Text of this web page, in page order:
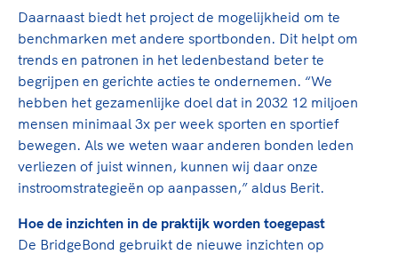
Daarnaast biedt het project de mogelijkheid om te
benchmarken met andere sportbonden. Dit helpt om
trends en patronen in het ledenbestand beter te
begrijpen en gerichte acties te ondernemen. “We
hebben het gezamenlijke doel dat in 2032 12 miljoen
mensen minimaal 3x per week sporten en sportief
bewegen. Als we weten waar anderen bonden leden
verliezen of juist winnen, kunnen wij daar onze
instroomstrategieën op aanpassen,” aldus Berit.
Hoe de inzichten in de praktijk worden toegepast
De BridgeBond gebruikt de nieuwe inzichten op